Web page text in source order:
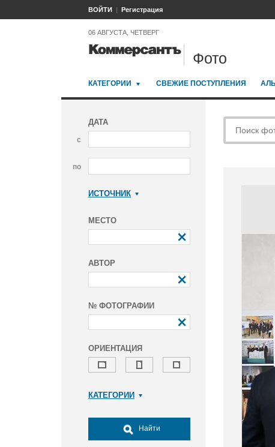
ВОЙТИ Регистрация
06 АВГУСТА, ЧЕТВЕРГ
Фото
КАТЕГОРИИ СВЕЖИЕ ПОСТУПЛЕНИЯ
ДАТА
с
по
ИСТОЧНИК
МЕСТО
АВТОР
№ ФОТОГРАФИИ
ОРИЕНТАЦИЯ
КАТЕГОРИИ
Досуг, туризм и отдых
Культура
Найти